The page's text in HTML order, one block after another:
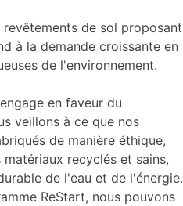
de sol proposant
à la demande croissante en
de l'environnement.
en faveur du
veillons à ce que nos
de manière éthique,
recyclés et sains,
de l'eau et de l'énergie.
ReStart, nous pouvons